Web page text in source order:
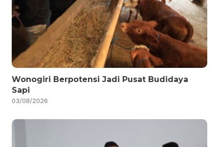
Wonogiri Berpotensi Jadi Pusat Budidaya
Sapi
03/08/2026